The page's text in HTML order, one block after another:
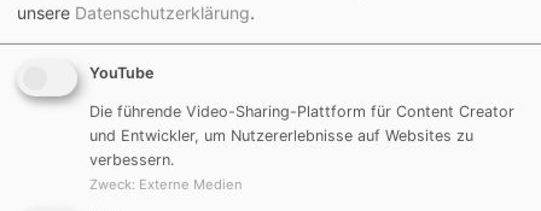
Veranstaltungen
unsere Datenschutzerklärung.
YouTube
Die führende Video-Sharing-Plattform für Content Creator
und Entwickler, um Nutzererlebnisse auf Websites zu
verbessern.
Zweck: Externe Medien